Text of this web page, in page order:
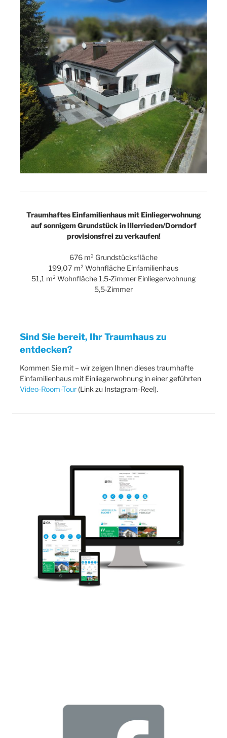
Traumhaftes Einfamilienhaus mit Einliegerwohnung
auf sonnigem Grundstück in Illerrieden/Dorndorf
provisionsfrei zu verkaufen!
676 m² Grundstücksfläche
199,07 m² Wohnfläche Einfamilienhaus
51,1 m² Wohnfläche 1,5-Zimmer Einliegerwohnung
5,5-Zimmer
Sind Sie bereit, Ihr Traumhaus zu
entdecken?
Kommen Sie mit – wir zeigen Ihnen dieses traumhafte
Einfamilienhaus mit Einliegerwohnung in einer geführten
Video-Room-Tour (Link zu Instagram-Reel).